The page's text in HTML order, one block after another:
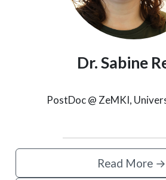
Dr. Sabine
PostDoc @ ZeMKI,
Read More →